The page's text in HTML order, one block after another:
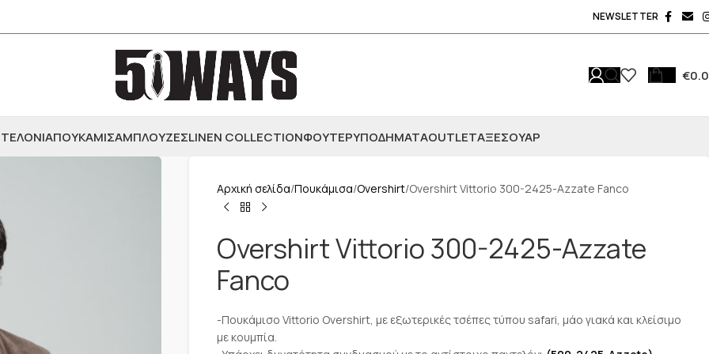
NEWSLETTER
€
ΠΟΥΚΑΜΙΣΑΜΠΛΟΥΖΕΣLINEN COLLECTIONΦΟΥΤΕΡΥΠΟΔΗΜΑΤΑOUTLETΑΞΕΣΟΥΆΡ
Αρχική σελίδα Πουκάμισα Overshirt Overshirt Vittorio 300-2425-Azzate Fanco
Overshirt Vittorio 300-2425-Azzate
Fanco
-Πουκάμισο Vittorio Overshirt, με εξωτερικές τσέπες τύπου safari, μάο γιακά και κλείσιμο
με κουμπία.